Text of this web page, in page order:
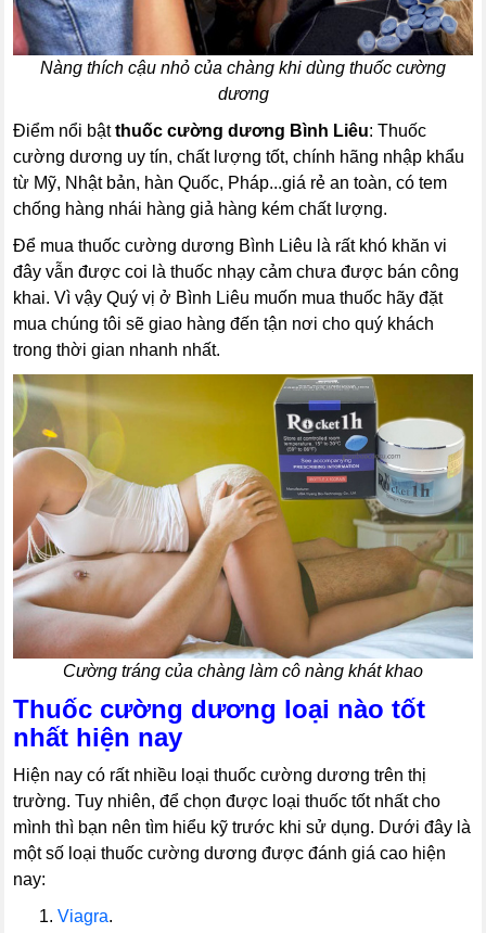
Nàng thích cậu nhỏ của chàng khi dùng thuốc cường
dương
Điểm nổi bậtthuốc cường dương Bình Liêu: Thuốc
cường dương uy tín, chất lượng tốt, chính hãng nhập khẩu
từ Mỹ, Nhật bản, hàn Quốc, Pháp...giá rẻ an toàn, có tem
chống hàng nhái hàng giả hàng kém chất lượng.
Để mua thuốc cường dương Bình Liêu là rất khó khăn vi
đây vẫn được coi là thuốc nhạy cảm chưa được bán công
khai. Vì vậy Quý vị ở Bình Liêu muốn mua thuốc hãy đặt
mua chúng tôi sẽ giao hàng đến tận nơi cho quý khách
trong thời gian nhanh nhất.
Cường tráng của chàng làm cô nàng khát khao
Thuốc cường dương loại nào tốt
nhất hiện nay
Hiện nay có rất nhiều loại thuốc cường dương trên thị
trường. Tuy nhiên, để chọn được loại thuốc tốt nhất cho
mình thì bạn nên tìm hiểu kỹ trước khi sử dụng. Dưới đây là
một số loại thuốc cường dương được đánh giá cao hiện
nay:
1.Viagra.